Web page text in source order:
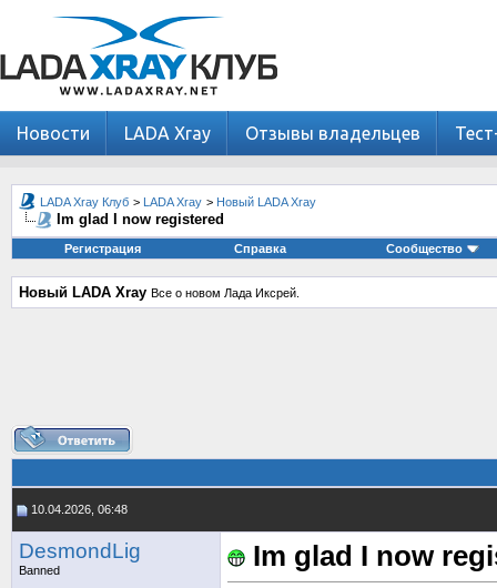
Новости LADA Xray Отзывы владельцев
LADA Xray Клуб > LADA Xray > Новый LADA Xray
Im glad I now registered
Регистрация Справка Сообщество
Новый LADA Xray Все о новом Лада Иксрей.
10.04.2026, 06:48
DesmondLig
Banned
Im glad I now